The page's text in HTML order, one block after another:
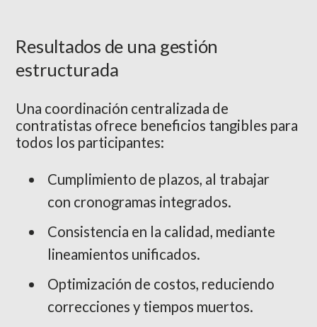
Resultados de una gestión
estructurada
Una coordinación centralizada de
contratistas ofrece beneficios tangibles para
todos los participantes:
Cumplimiento de plazos, al trabajar
con cronogramas integrados.
Consistencia en la calidad, mediante
lineamientos unificados.
Optimización de costos, reduciendo
correcciones y tiempos muertos.